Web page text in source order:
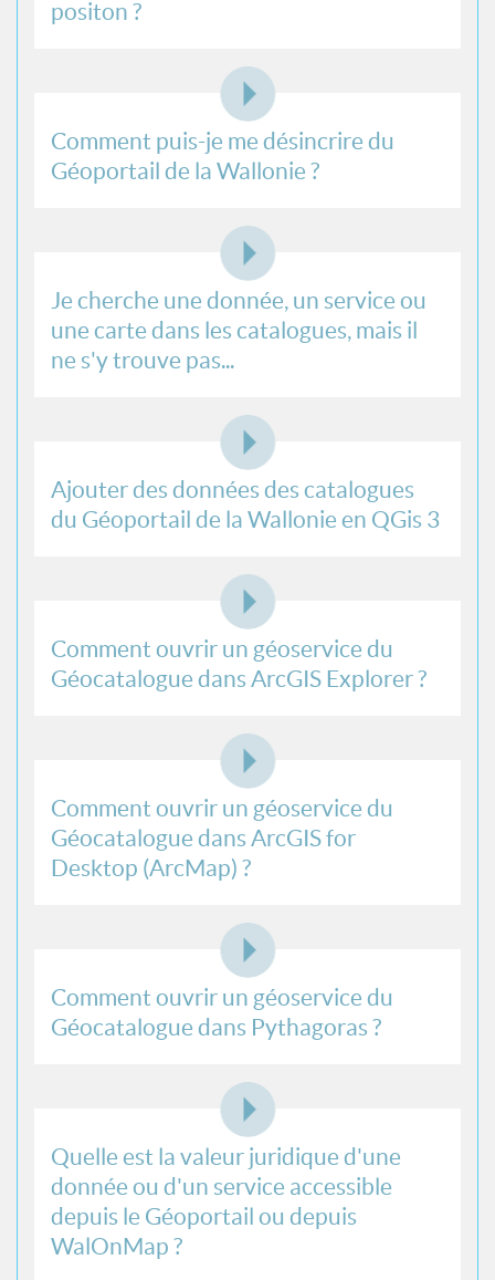
positon ?
Comment puis-je me désincrire du
Géoportail de la Wallonie ?
Je cherche une donnée, un service ou
une carte dans les catalogues, mais il
ne s'y trouve pas...
Ajouter des données des catalogues
du Géoportail de la Wallonie en QGis 3
Comment ouvrir un géoservice du
Géocatalogue dans ArcGIS Explorer ?
Comment ouvrir un géoservice du
Géocatalogue dans ArcGIS for
Desktop (ArcMap) ?
Comment ouvrir un géoservice du
Géocatalogue dans Pythagoras ?
Quelle est la valeur juridique d'une
donnée ou d'un service accessible
depuis le Géoportail ou depuis
WalOnMap ?